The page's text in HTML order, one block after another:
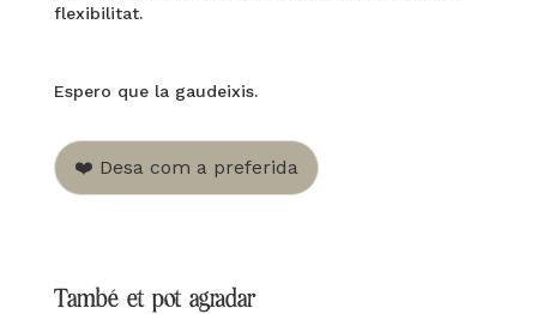
flexibilitat.
Espero que la gaudeixis.
❤️ Desa com a preferida
També et pot agradar